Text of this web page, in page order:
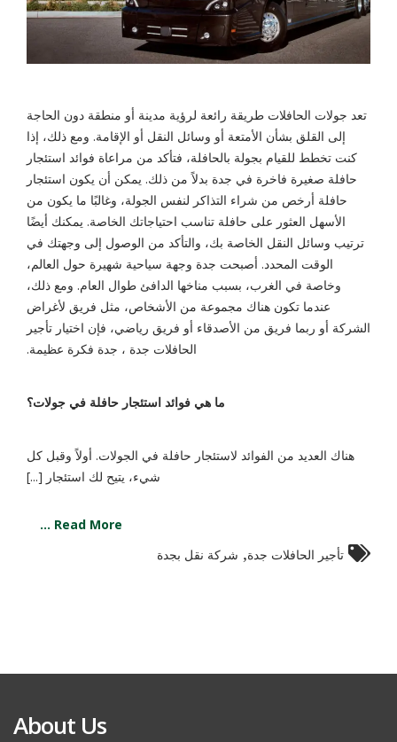
تعد جولات الحافلات طريقة رائعة لرؤية مدينة أو منطقة دون الحاجة
إلى القلق بشأن الأمتعة أو وسائل النقل أو الإقامة. ومع ذلك، إذا
كنت تخطط للقيام بجولة بالحافلة، فتأكد من مراعاة فوائد استئجار
حافلة صغيرة فاخرة في جدة بدلاً من ذلك. يمكن أن يكون استئجار
حافلة أرخص من شراء التذاكر لنفس الجولة، وغالبًا ما يكون من
الأسهل العثور على حافلة تناسب احتياجاتك الخاصة. يمكنك أيضًا
ترتيب وسائل النقل الخاصة بك، والتأكد من الوصول إلى وجهتك في
الوقت المحدد. أصبحت جدة وجهة سياحية شهيرة حول العالم،
وخاصة في الغرب، بسبب مناخها الدافئ طوال العام. ومع ذلك،
عندما تكون هناك مجموعة من الأشخاص، مثل فريق لأغراض
الشركة أو ربما فريق من الأصدقاء أو فريق رياضي، فإن اختيار تأجير
الحافلات جدة ، جدة فكرة عظيمة.
ما هي فوائد استئجار حافلة في جولات؟
هناك العديد من الفوائد لاستئجار حافلة في الجولات. أولاً وقبل كل
شيء، يتيح لك استئجار [...]
Read More ...
تأجير الحافلات جدة
شركة نقل بجدة
About Us